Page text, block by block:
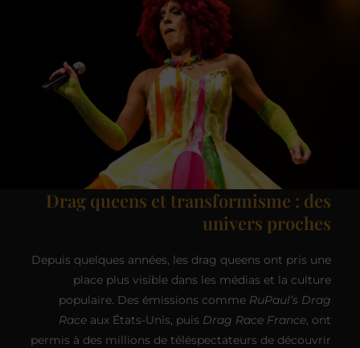
Drag queens et transformisme : des
univers proches
Depuis quelques années, les drag queens ont pris une
place plus visible dans les médias et la culture
populaire. Des émissions comme RuPaul’s Drag
Race aux États-Unis, puis Drag Race France, ont
permis à des millions de téléspectateurs de découvrir